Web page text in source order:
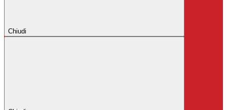
Chiudi